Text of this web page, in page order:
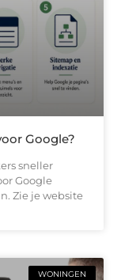
Google?
sneller
Google
Zie je website
WONINGEN